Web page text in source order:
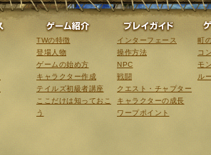
ニュース ゲーム紹介
TWの特徴
登場人物
ゲームの始め方
キャラクター作成
テイルズ初級者講座
ここだけは知っておこ
う
インターフェース
操作方法
NPC
戦闘
クエスト・チャプター
キャラクターの成長
ワープポイント
町
コ
モ
ル